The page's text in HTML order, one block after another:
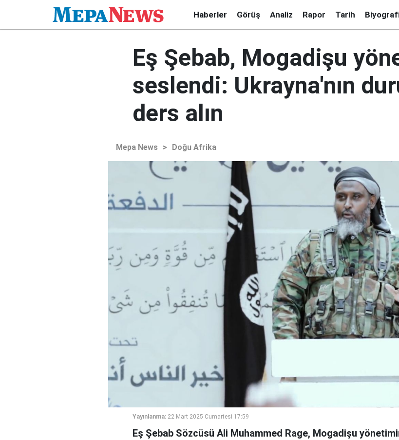
Haberler Görüş Analiz Rapor Tarih
Eş Şebab, Mogadişu
seslendi: Ukrayna'nın
ders alın
Mepa News > Doğu Afrika
Yayınlanma: 22 Mart 2025 Cumartesi 17:59
Eş Şebab Sözcüsü Ali Muhammed Rage, Mogadişu